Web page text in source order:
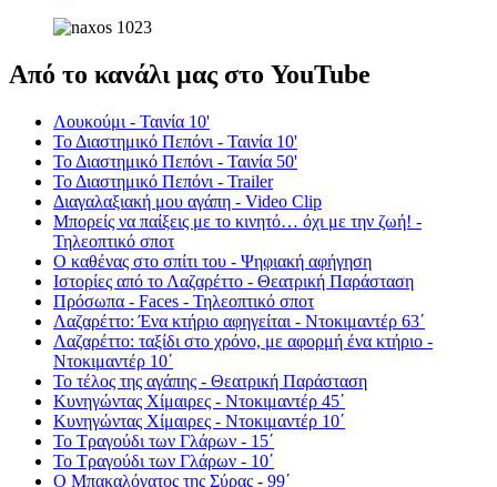
Από το κανάλι μας στο YouTube
Λουκούμι - Ταινία 10'
Το Διαστημικό Πεπόνι - Ταινία 10'
Το Διαστημικό Πεπόνι - Ταινία 50'
Το Διαστημικό Πεπόνι - Trailer
Διαγαλαξιακή μου αγάπη - Video Clip
Μπορείς να παίξεις με το κινητό… όχι με την ζωή! -
Τηλεοπτικό σποτ
Ο καθένας στο σπίτι του - Ψηφιακή αφήγηση
Ιστορίες από το Λαζαρέττο - Θεατρική Παράσταση
Πρόσωπα - Faces - Τηλεοπτικό σποτ
Λαζαρέττο: Ένα κτήριο αφηγείται - Ντοκιμαντέρ 63΄
Λαζαρέττο: ταξίδι στο χρόνο, με αφορμή ένα κτήριο -
Ντοκιμαντέρ 10΄
Το τέλος της αγάπης - Θεατρική Παράσταση
Κυνηγώντας Χίμαιρες - Ντοκιμαντέρ 45΄
Κυνηγώντας Χίμαιρες - Ντοκιμαντέρ 10΄
Το Τραγούδι των Γλάρων - 15΄
Το Τραγούδι των Γλάρων - 10΄
Ο Μπακαλόγατος της Σύρας - 99΄